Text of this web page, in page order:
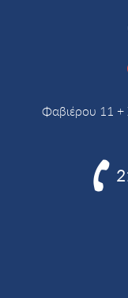
Φαβιέρου 11
